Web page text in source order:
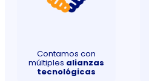
Contamos con
múltiples alianzas
tecnológicas